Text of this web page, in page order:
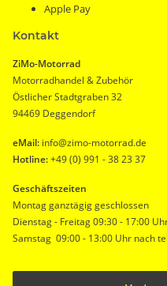
Apple Pay
Kontakt
ZiMo-Motorrad
Motorradhandel & Zubehör
Östlicher Stadtgraben 32
94469 Deggendorf
eMail: info@zimo-motorrad.de
Hotline:+49 (0) 991 - 38 23 37
Geschäftszeiten
Montag ganztägig geschlossen
Dienstag - Freitag 09:30 - 17:00
Samstag 09:00 - 13:00 Uhr nach